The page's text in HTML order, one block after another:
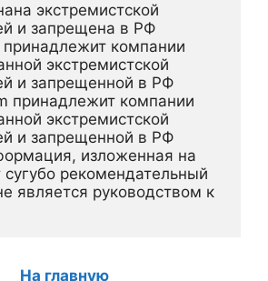
экстремистской
и запрещена в РФ
компании
экстремистской
и запрещенной в РФ
принадлежит компании
экстремистской
и запрещенной в РФ
изложенная на
сугубо рекомендательный
является руководством к
На главную